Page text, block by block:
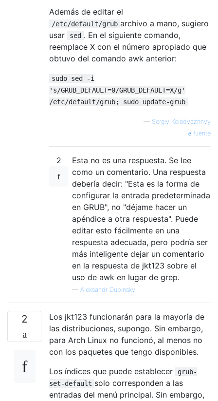
Además de editar el
/etc/default/grub archivo a mano, sugiero
usar
sed . En el siguiente comando,
reemplace X con el número apropiado que
obtuvo del comando awk anterior:
sudo sed -i
's/GRUB_DEFAULT=0/GRUB_DEFAULT=X/g'
/etc/default/grub; sudo update-grub
— Sergiy Kolodyazhnyy
fuente
2
Esta no es una respuesta. Se lee
como un comentario. Una respuesta
debería decir: "Esta es la forma de
configurar la entrada predeterminada
en GRUB", no "déjame hacer un
apéndice a otra respuesta". Puede
editar esto fácilmente en una
respuesta adecuada, pero podría ser
más inteligente dejar un comentario
en la respuesta de jkt123 sobre el
uso de awk en lugar de grep.
— Aleksandr Dubinsky
2
Los jkt123 funcionarán para la mayoría de
las distribuciones, supongo. Sin embargo,
para Arch Linux no funcionó, al menos no
con los paquetes que tengo disponibles.
Los índices que puede establecer
grub-
set-default solo corresponden a las
entradas del menú principal. Sin embargo,